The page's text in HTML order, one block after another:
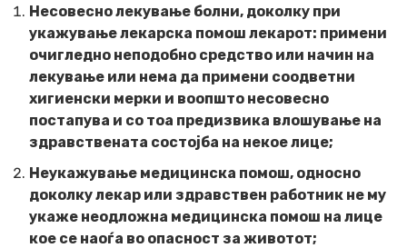
Несовесно лекување болни, доколку при
укажување лекарска помош лекарот: примени
очигледно неподобно средство или начин на
лекување или нема да примени соодвeтни
хигиенски мерки и воопшто несовесно
постапува и со тоа предизвика влошување на
здравствената состојба на некое лице;
Неукажување медицинска помош, односно
доколку лекар или здравствен работник не му
укаже неодложна медицинска помош на лице
кое се наоѓа во опасност за животот;